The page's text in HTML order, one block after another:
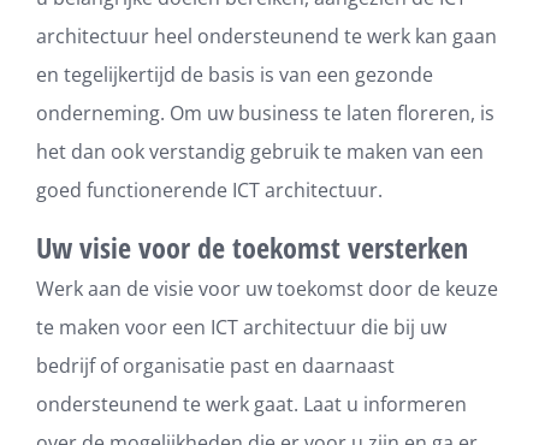
architectuur heel ondersteunend te werk kan gaan
en tegelijkertijd de basis is van een gezonde
onderneming. Om uw business te laten floreren, is
het dan ook verstandig gebruik te maken van een
goed functionerende ICT architectuur.
Uw visie voor de toekomst versterken
Werk aan de visie voor uw toekomst door de keuze
te maken voor een ICT architectuur die bij uw
bedrijf of organisatie past en daarnaast
ondersteunend te werk gaat. Laat u informeren